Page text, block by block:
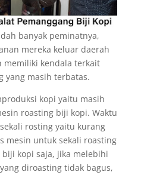
banyak peminatnya,
mereka keluar daerah
memiliki kendala terkait
yang masih terbatas.
kopi yaitu masih
roasting biji kopi. Waktu
rosting yaitu kurang
mesin untuk sekali roasting
kopi saja, jika melebihi
diroasting tidak bagus,